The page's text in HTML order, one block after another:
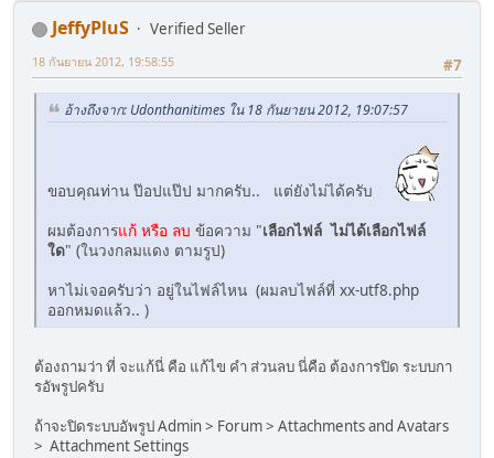
JeffyPluS
Verified Seller
#7
18 กันยายน 2012, 19:58:55
อ้างถึงจาก: Udonthanitimes ใน 18 กันยายน 2012, 19:07:57
ขอบคุณท่าน ป๊อปแป๊ป มากครับ.. แต่ยังไม่ได้ครับ
ผมต้องการแก้ หรือ ลบ ข้อความ "เลือกไฟล์ ไม่ได้เลือกไฟล์
ใด" (ในวงกลมแดง ตามรูป)
หาไม่เจอครับว่า อยู่ในไฟล์ไหน (ผมลบไฟล์ที่ xx-utf8.php
ออกหมดแล้ว.. )
ต้องถามว่า ที่ จะแก้นี่ คือ แก้ไข คำ ส่วนลบ นี่คือ ต้องการปิด ระบบกา
รอัพรูปครับ
ถ้าจะปิดระบบอัพรูป Admin > Forum > Attachments and Avatars
> Attachment Settings